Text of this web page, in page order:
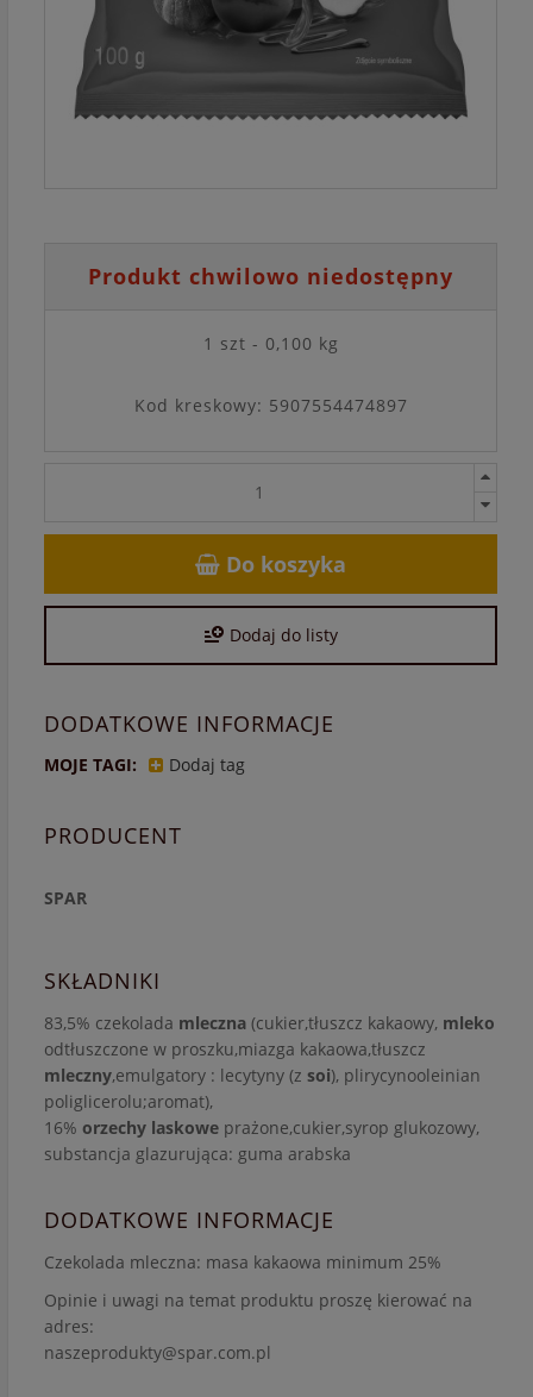
Produkt chwilowo niedostępny
1 szt - 0,100 kg
Kod kreskowy: 5907554474897
Do koszyka
Dodaj do listy
DODATKOWE INFORMACJE
MOJE TAGI: Dodaj tag
PRODUCENT
SPAR
SKŁADNIKI
83,5% czekolada mleczna (cukier,tłuszcz kakaowy, mleko
odtłuszczone w proszku,miazga kakaowa,tłuszcz
mleczny,emulgatory : lecytyny (z soi), plirycynooleinian
poliglicerolu;aromat),
16% orzechy laskowe prażone,cukier,syrop glukozowy,
substancja glazurująca: guma arabska
DODATKOWE INFORMACJE
Czekolada mleczna: masa kakaowa minimum 25%
Opinie i uwagi na temat produktu proszę kierować na
adres:
naszeprodukty@spar.com.pl